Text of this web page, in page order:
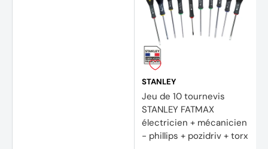
STANLEY
Jeu de 10 tournevis
STANLEY FATMAX
électricien + mécanicien
- phillips + pozidriv + torx